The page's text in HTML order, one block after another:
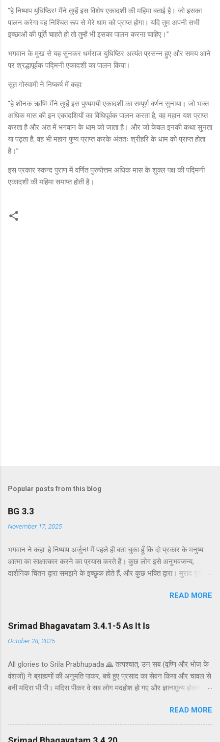
“हे निष्पाप युधिष्ठिर! मैंने तुम्हें इस विशेष एकादशी की महिमा बताई है। जो इसका
पालन करेगा वह निश्चित रूप से मेरे धाम को प्राप्त होगा। यदि तुम अपनी सभी
इच्छाओं की पूर्ति चाहते हो तो तुम्हें भी इसका पालन करना चाहिए।”
भगवान के मुख से यह सुनकर धर्मराज युधिष्ठिर अत्यंत प्रसन्न हुए और समय आने
पर श्रद्धापूर्वक पद्मिनी एकादशी का पालन किया।
सूत गोस्वामी ने निष्कर्ष में कहा:
“हे शौनक ऋषि! मैंने तुम्हें इस पुण्यमयी एकादशी का सम्पूर्ण वर्णन सुनाया। जो भक्त
अधिक मास की इन एकादशियों का विधिपूर्वक पालन करता है, वह महान यश प्राप्त
करता है और अंत में भगवान के धाम को जाता है। और जो केवल इनकी कथा सुनता
या पढ़ता है, वह भी महान पुण्य प्राप्त करके अंततः श्रीहरि के धाम को प्राप्त होता
है।”
इस प्रकार स्कन्द पुराण में वर्णित पुरुषोत्तम अधिक मास के शुक्ल पक्ष की पद्मिनी
एकादशी की महिमा समाप्त होती है।
Popular posts from this blog
BG 3.3
November 17, 2025
भगवान ने कहा: हे निष्पाप अर्जुन! मैं पहले ही बता चुका हूँ कि दो प्रकार के मनुष्य
आत्मा का साक्षात्कार करने का प्रयास करते हैं। कुछ लोग इसे अनुभवजन्य,
दार्शनिक चिंतन द्वारा समझने के इच्छुक होते हैं, और कुछ भक्ति द्वारा। मुराद दूसरे
कर्मयोग या बुद्धियोग। इस श्लोक में भगवान इसे और भी स्पष्ट रूप से समझाते हैं।
सांख्ययोग, अर्थात् आत्मा और पदार्थ की प्रकृति का विश्लेषणात्मक अध्ययन, उन
लोगों के लिए विषय है जो प्रयोगात्मक ज्ञान और दर्शन द्वारा अनुमान लगाने और
समझने के इच्छुक हैं। दूसरे वर्ग के लोग कृष्णभावनामृत में कर्म करते हैं, जैसा कि
दूसरे अध्याय के इकसठवें श्लोक में बताया गया है। भगवान ने उनतीसवें श्लोक में भी
कर्म के बंधनों से मुक्त हो सकता है; और इसके अतिरिक्त, इस प्रक्रिया में कोई दोष
नहीं है। इकसठवें श्लोक में यही सिद्धांत अधिक स्पष्ट रूप से समझाया गया है - कि
यह बुद्धि-योग पूर्णतः परब्रह्म (या अधिक विशिष्ट रूप से, कृष्ण पर) ...
READ MORE
Srimad Bhagavatam 3.4.1-5 As It Is
October 28, 2025
All glories to Srila Prabhupada 🙏 तत्पश्चात्, उन सब (वृष्णि और भोज के
वंशजों) ने ब्राह्मणों की अनुमति पाकर, बचे हुए प्रसाद का सेवन किया और चावल से
बनी मदिरा भी पी। मदिरा पीकर वे सब लोग मदहोश हो गए और ज्ञानशून्य होकर
वैष्णवों को भव्य भोजन कराया जाता है, तो यजमान अतिथि की अनुमति के बाद ही
बचे हुए भोजन को ग्रहण करता है। अतः वृष्णि और भोज के वंशजों ने ब्राह्मणों से
औपचारिक रूप से अनुमति ली और तैयार भोजन ग्रहण किया। क्षत्रियों को कुछ
READ MORE